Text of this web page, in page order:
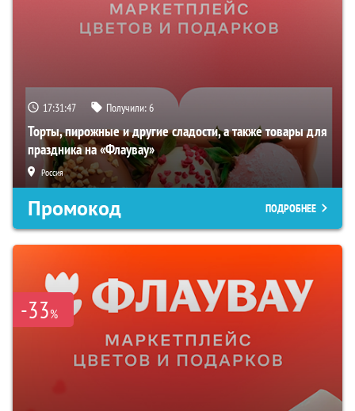
17:31:46 Получили:6
Торты, пирожные и другие сладости, а также товары для
праздника на «Флаувау»
Россия
Промокод ПОДРОБНЕЕ
-33%